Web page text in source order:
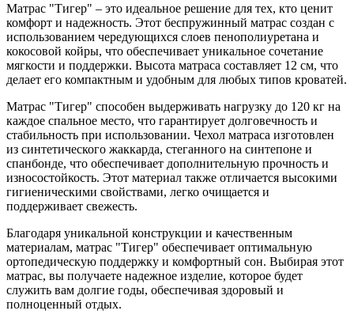
Матрас "Тигер" – это идеальное решение для тех, кто ценит
комфорт и надежность. Этот беспружинный матрас создан с
использованием чередующихся слоев пенополиуретана и
кокосовой койры, что обеспечивает уникальное сочетание
мягкости и поддержки. Высота матраса составляет 12 см, что
делает его компактным и удобным для любых типов кроватей.
Матрас "Тигер" способен выдерживать нагрузку до 120 кг на
каждое спальное место, что гарантирует долговечность и
стабильность при использовании. Чехол матраса изготовлен
из синтетического жаккарда, стеганного на синтепоне и
спанбонде, что обеспечивает дополнительную прочность и
износостойкость. Этот материал также отличается высокими
гигиеническими свойствами, легко очищается и
поддерживает свежесть.
Благодаря уникальной конструкции и качественным
материалам, матрас "Тигер" обеспечивает оптимальную
ортопедическую поддержку и комфортный сон. Выбирая этот
матрас, вы получаете надежное изделие, которое будет
служить вам долгие годы, обеспечивая здоровый и
полноценный отдых.